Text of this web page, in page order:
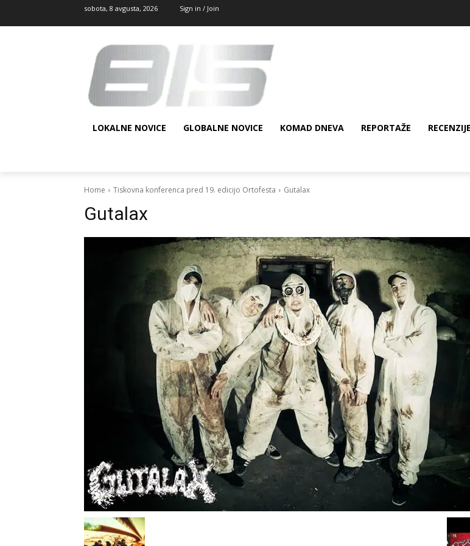
sobota, 8 avgusta, 2026 Sign in / Join
LOKALNE NOVICE GLOBALNE NOVICE KOMAD DNEVA REPORTAŽE RECENZIJE
Home Tiskovna konferenca pred 19. edicijo Ortofesta Gutalax
Gutalax